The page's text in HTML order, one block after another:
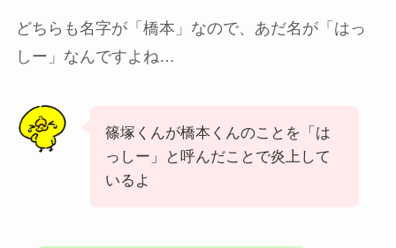
どちらも名字が「橋本」なので、あだ名が「はっ
しー」なんですよね…
篠塚くんが橋本くんのことを「は
っしー」と呼んだことで炎上して
いるよ